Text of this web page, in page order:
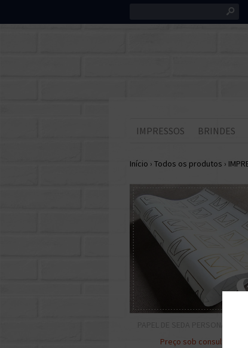
s
IMPRESSOS BRINDES
Início › Todos os produtos ›
Preço sob consulta